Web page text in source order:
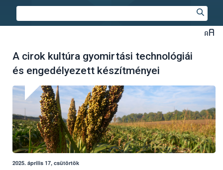
A cirok kultúra gyomirtási technológiái
és engedélyezett készítményei
2025. április 17, csütörtök